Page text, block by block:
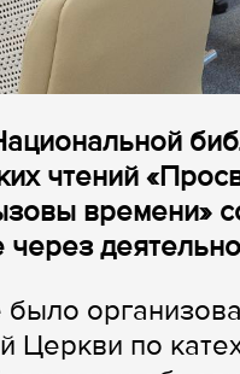
чтений
времени»
Церкви по